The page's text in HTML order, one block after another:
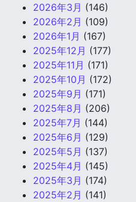
2026年3月 (146)
2026年2月 (109)
2026年1月 (167)
2025年12月 (177)
2025年11月 (171)
2025年10月 (172)
2025年9月 (171)
2025年8月 (206)
2025年7月 (144)
2025年6月 (129)
2025年5月 (137)
2025年4月 (145)
2025年3月 (174)
2025年2月 (141)